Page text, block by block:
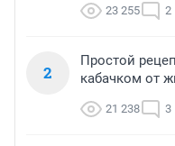
23 255 2
2
Простой
кабачком от
21 238 3